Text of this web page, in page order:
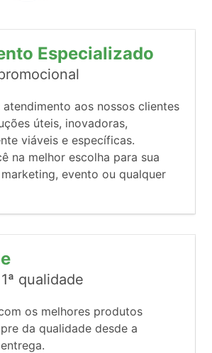
Especializado
atendimento aos nossos clientes
úteis, inovadoras,
viáveis e específicas.
na melhor escolha para sua
evento ou qualquer
qualidade
os melhores produtos
da qualidade desde a